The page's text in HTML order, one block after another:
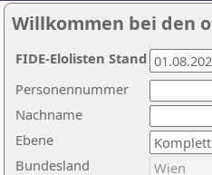
Willkommen bei den
Nachname
Ebene
Personennummer
Bundesland
FIDE-Elolisten Stand